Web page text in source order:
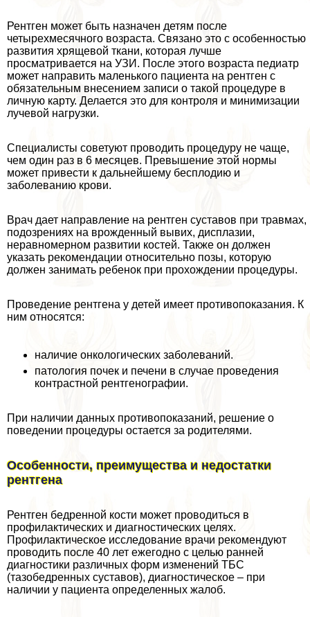
Рентген может быть назначен детям после
четырехмecячного возраста. Связано это с особенностью
развития хрящевой ткани, которая лучше
просматривается на УЗИ. После этого возраста педиатр
может направить маленького пациента на рентген с
обязательным внесением записи о такой процедуре в
личную карту. Делается это для контроля и минимизации
лучевой нагрузки.
Специалисты советуют проводить процедуру не чаще,
чем один раз в 6 месяцев. Превышение этой нормы
может привести к дальнейшему бесплодию и
заболеванию крови.
Врач дает направление на рентген суставов при травмах,
подозрениях на врожденный вывих, дисплазии,
неравномерном развитии костей. Также он должен
указать рекомендации относительно позы, которую
должен занимать ребенок при прохождении процедуры.
Проведение рентгена у детей имеет противопоказания. К
ним относятся:
наличие oнкoлoгических заболеваний.
патология почек и печени в случае проведения
контрастной рентгенографии.
При наличии данных противопоказаний, решение о
поведении процедуры остается за родителями.
Особенности, преимущества и недостатки
рентгена
Рентген бедренной кости может проводиться в
профилактических и диагностических целях.
Профилактическое исследование врачи рекомендуют
проводить после 40 лет ежегодно с целью ранней
диагностики различных форм изменений ТБС
(тазобедренных суставов), диагностическое – при
наличии у пациента определенных жалоб.